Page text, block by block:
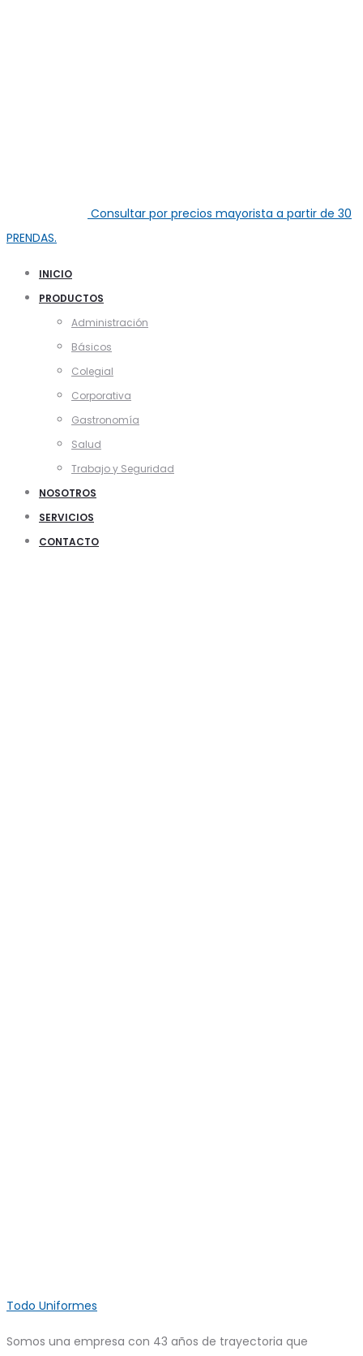
Consultar por precios mayorista a partir de 30
PRENDAS.
INICIO
PRODUCTOS
Administración
Básicos
Colegial
Corporativa
Gastronomía
Salud
Trabajo y Seguridad
NOSOTROS
SERVICIOS
CONTACTO
Todo Uniformes
Somos una empresa con 43 años de trayectoria que